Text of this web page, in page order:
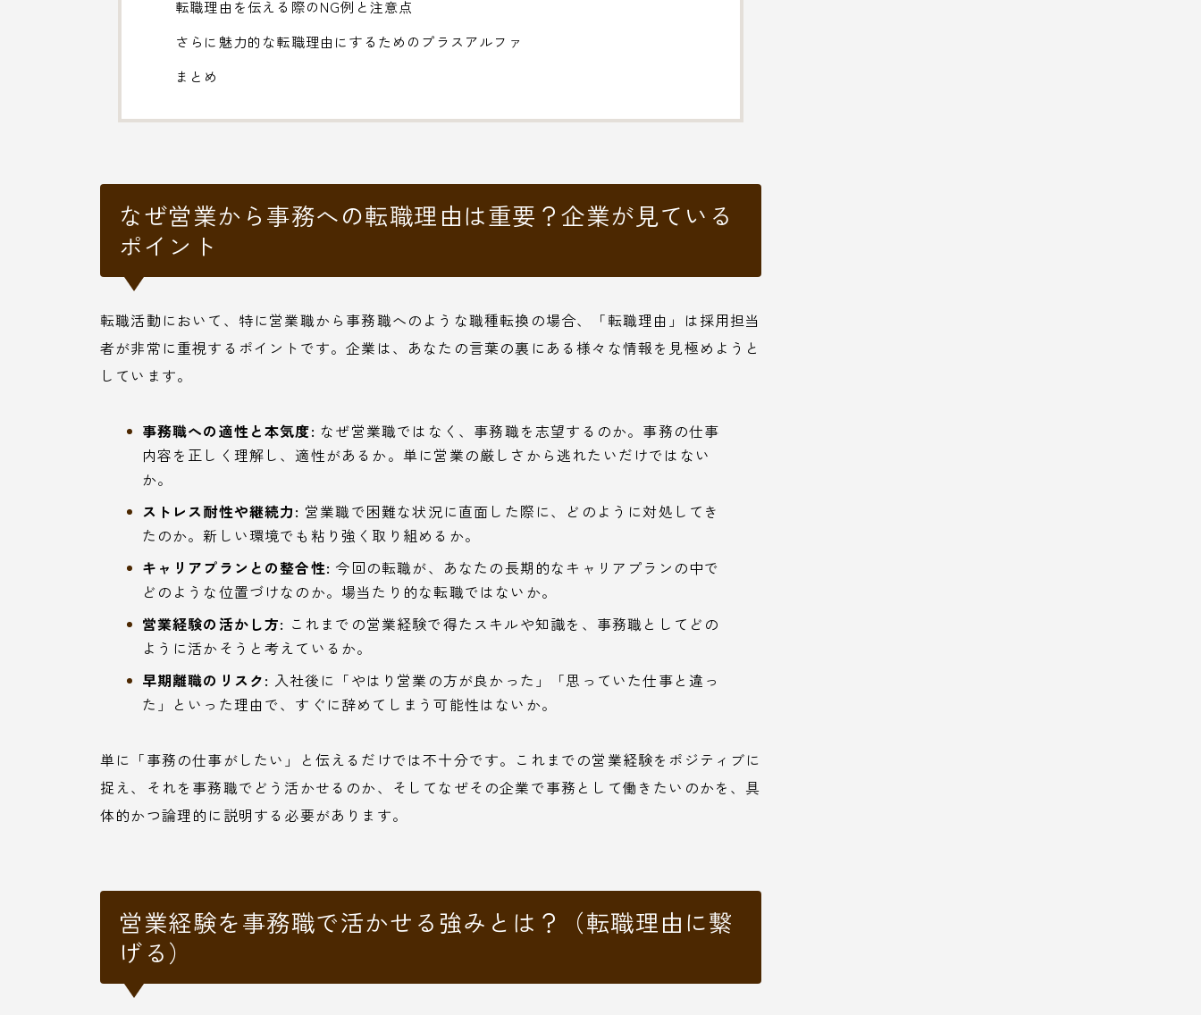
転職理由を伝える際のNG例と注意点
さらに魅力的な転職理由にするためのプラスアルファ
まとめ
なぜ営業から事務への転職理由は重要？企業が見ている
ポイント
転職活動において、特に営業職から事務職へのような職種転換の場合、「転職理由」は採用担当
者が非常に重視するポイントです。企業は、あなたの言葉の裏にある様々な情報を見極めようと
しています。
事務職への適性と本気度: なぜ営業職ではなく、事務職を志望するのか。事務の仕事
内容を正しく理解し、適性があるか。単に営業の厳しさから逃れたいだけではない
か。
ストレス耐性や継続力: 営業職で困難な状況に直面した際に、どのように対処してき
たのか。新しい環境でも粘り強く取り組めるか。
キャリアプランとの整合性: 今回の転職が、あなたの長期的なキャリアプランの中で
どのような位置づけなのか。場当たり的な転職ではないか。
営業経験の活かし方: これまでの営業経験で得たスキルや知識を、事務職としてどの
ように活かそうと考えているか。
早期離職のリスク: 入社後に「やはり営業の方が良かった」「思っていた仕事と違っ
た」といった理由で、すぐに辞めてしまう可能性はないか。
単に「事務の仕事がしたい」と伝えるだけでは不十分です。これまでの営業経験をポジティブに
捉え、それを事務職でどう活かせるのか、そしてなぜその企業で事務として働きたいのかを、具
体的かつ論理的に説明する必要があります。
営業経験を事務職で活かせる強みとは？（転職理由に繋
げる）